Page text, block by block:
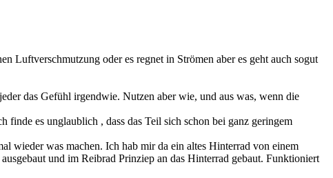
Luftverschmutzung oder es regnet in Strömen aber es geht auch sogut
das Gefühl irgendwie. Nutzen aber wie, und aus was, wenn die
finde es unglaublich , dass das Teil sich schon bei ganz geringem
wieder was machen. Ich hab mir da ein altes Hinterrad von einem
und im Reibrad Prinziep an das Hinterrad gebaut. Funktioniert